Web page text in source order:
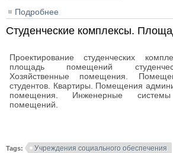
Подробнее
Студенческие комплексы.
Проектирование студенческих
площадь помещений
Хозяйственные помещения.
студентов. Квартиры. Помещения
помещения. Инженерные
помещений.
Tags:
Учреждения социального обеспечения